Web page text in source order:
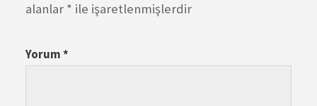
alanlar * ile işaretlenmişlerdir
Yorum*